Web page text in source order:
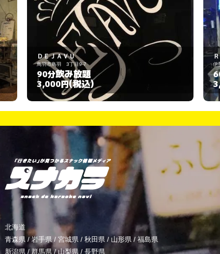
Ｒｕｎ－Ｒｕｎ
伊勢市大世古2-5-8
60分飲み放題
3,000円(税込)
北海道
青森県 / 岩手県/ 宮城県 / 秋田県 / 山形県/ 福島県
新潟県 /群馬県/山梨県 / 長野県